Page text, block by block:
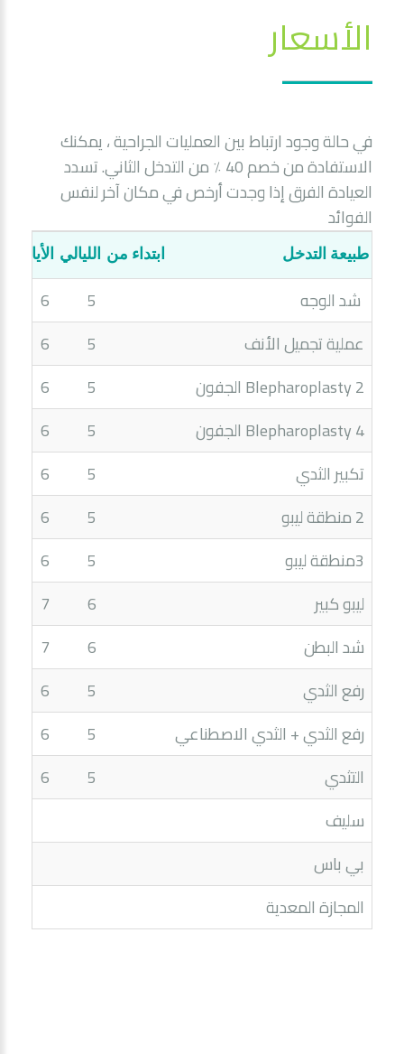
الأسعار
في حالة وجود ارتباط بين العمليات الجراحية ، يمكنك
الاستفادة من خصم 40 ٪ من التدخل الثاني. تسدد
العيادة الفرق إذا وجدت أرخص في مكان آخر لنفس
الفوائد
طبيعة التدخل ابتداء من الليالي الأيام
شد الوجه 5
6
عملية تجميل الأنف
5
6
Blepharoplasty 2 الجفون
5
6
Blepharoplasty 4 الجفون
5
6
تكبير الثدي
5
6
2 منطقة ليبو
5
6
3منطقة ليبو
5
6
ليبو كبير
6
7
شد البطن
6
7
رفع الثدي
5
6
رفع الثدي + الثدي الاصطناعي
5
6
التثدي
5
6
سليف
بي باس
المجازة المعدية